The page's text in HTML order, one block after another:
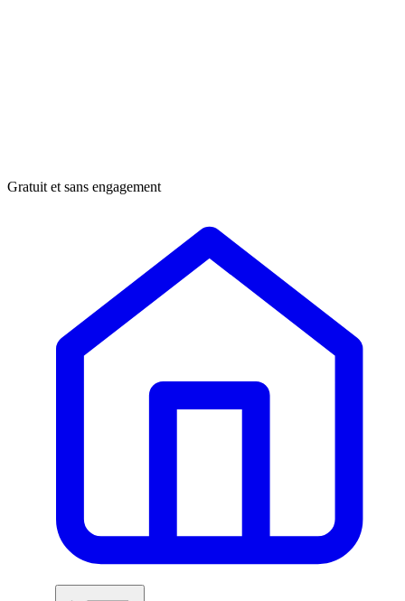
Gratuit et sans engagement